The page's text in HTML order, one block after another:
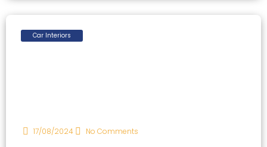
Car Interiors
17/08/2024 No Comments